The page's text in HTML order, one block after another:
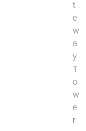
t
e
w
a
y
T
o
w
e
r